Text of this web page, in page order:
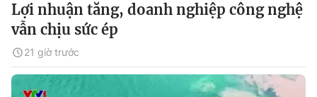
Lợi nhuận tăng, doanh nghiệp công nghệ
vẫn chịu sức ép
21 giờ trước